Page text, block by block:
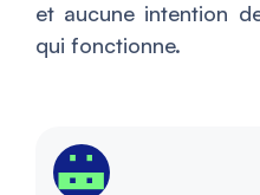
et aucune intention
qui fonctionne.